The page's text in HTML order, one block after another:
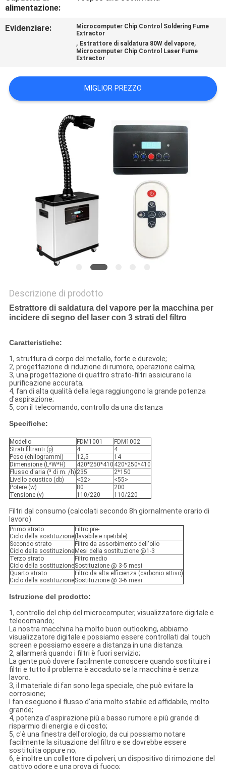
CITAZIONE
MAPPA
PRIVACY
alimentazione:
Evidenziare:
Microcomputer Chip Control Soldering Fume
Extractor
, Estrattore di saldatura 80W del vapore,
Microcomputer Chip Control Laser Fume
Extractor
MIGLIOR PREZZO
Descrizione di prodotto
Estrattore di saldatura del vapore per la macchina per
incidere di segno del laser con 3 strati del filtro
Caratteristiche:
1, struttura di corpo del metallo, forte e durevole;
2, progettazione di riduzione di rumore, operazione calma;
3, una progettazione di quattro strato-filtri assicurano la
purificazione accurata;
4, fan di alta qualità della lega raggiungono la grande potenza
d'aspirazione;
5, con il telecomando, controllo da una distanza
Specifiche:
Modello FDM1001
FDM1002
Strati filtranti (p)
4
4
Peso (chilogrammi)
12,5
14
Dimensione (L*W*H)
420*250*410 420*250*410
Flusso d'aria (³ di m. /h) 235
2*150
Livello acustico (db)
<52>
<55>
Potere (w)
80
200
Tensione (v)
110/220 110/220
Filtri dal consumo (calcolati secondo 8h giornalmente orario di
lavoro)
Primo strato
Ciclo della sostituzione
Filtro pre-
(lavabile e ripetibile)
Secondo strato
Ciclo della sostituzione
Filtro da assorbimento dell'olio
Mesi della sostituzione @1-3
Terzo strato
Ciclo della sostituzione
Filtro medio
Sostituzione @ 3-5 mesi
Quarto strato
Ciclo della sostituzione
Filtro da alta efficienza (carbonio attivo)
Sostituzione @ 3-6 mesi
Istruzione del prodotto:
1, controllo del chip del microcomputer, visualizzatore digitale e
telecomando;
La nostra macchina ha molto buon outlooking, abbiamo
visualizzatore digitale e possiamo essere controllati dal touch
screen e possiamo essere a distanza in una distanza.
2, allarmerà quando i filtri è fuori servizio;
La gente può dovere facilmente conoscere quando sostituire i
filtri e tutto il problema è accaduto se la macchina è senza
lavoro.
3, il materiale di fan sono lega speciale, che può evitare la
corrosione;
I fan eseguono il flusso d'aria molto stabile ed affidabile, molto
grande;
4, potenza d'aspirazione più a basso rumore e più grande di
risparmio di energia e di costo;
5, c'è una finestra dell'orologio, da cui possiamo notare
facilmente la situazione del filtro e se dovrebbe essere
sostituita oppure no;
6, è inoltre un collettore di polveri, un dispositivo di rimozione del
cattivo odore e una prova di fuoco;